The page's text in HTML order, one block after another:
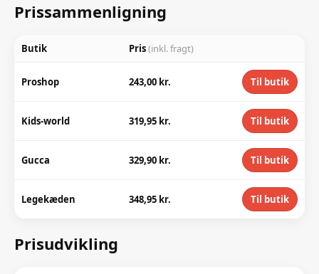
Prissammenligning
Butik Pris(inkl. fragt)
Proshop 243,00 kr. Til butik
Kids-world 319,95 kr. Til butik
Gucca 329,90 kr. Til butik
Legekæden 348,95 kr. Til butik
Prisudvikling